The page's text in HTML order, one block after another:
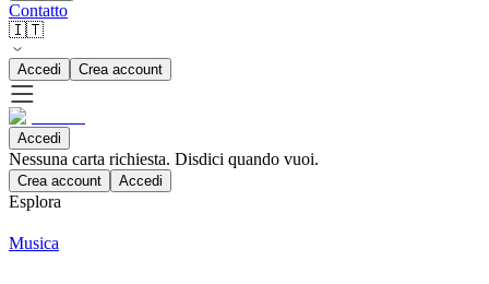
Contatto
🇮🇹
Accedi Crea account
Accedi
Nessuna carta richiesta. Disdici quando vuoi.
Crea account Accedi
Esplora
Musica